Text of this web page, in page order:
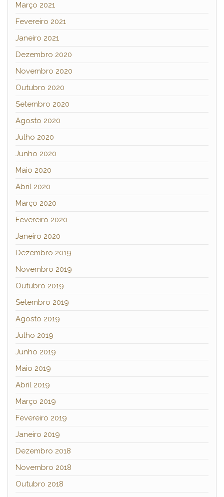
Março 2021
Fevereiro 2021
Janeiro 2021
Dezembro 2020
Novembro 2020
Outubro 2020
Setembro 2020
Agosto 2020
Julho 2020
Junho 2020
Maio 2020
Abril 2020
Março 2020
Fevereiro 2020
Janeiro 2020
Dezembro 2019
Novembro 2019
Outubro 2019
Setembro 2019
Agosto 2019
Julho 2019
Junho 2019
Maio 2019
Abril 2019
Março 2019
Fevereiro 2019
Janeiro 2019
Dezembro 2018
Novembro 2018
Outubro 2018